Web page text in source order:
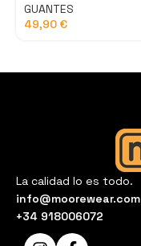
GUANTES
49,90€
La calidad lo es todo.
info@moorewear.com
+34 918006072